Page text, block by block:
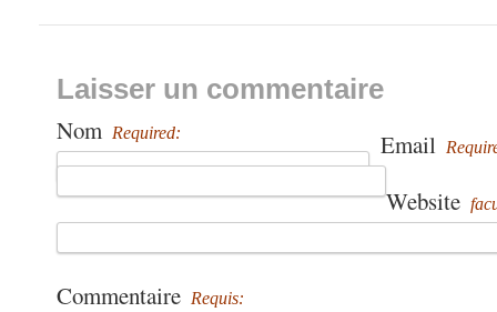
Laisser un commentaire
Nom Required: Email
Website
Commentaire Requis: